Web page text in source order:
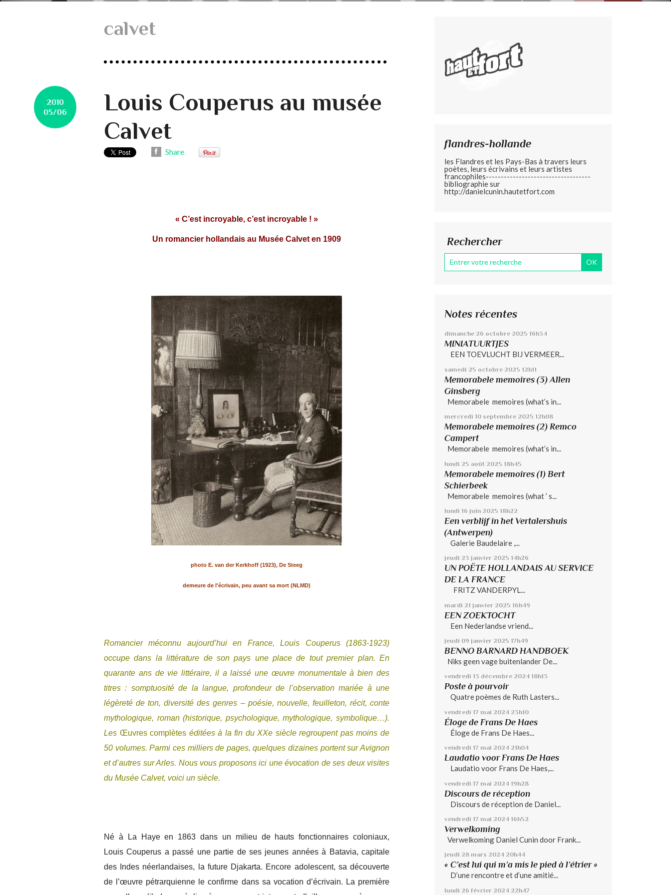
calvet
2010
05/06
Louis Couperus au musée
Calvet
Share
« C’est incroyable, c’est incroyable ! »
Un romancier hollandais au Musée Calvet en 1909
photo E. van der Kerkhoff (1923), De Steeg
demeure de l'écrivain, peu avant sa mort (NLMD)
Romancier méconnu aujourd’hui en France, Louis Couperus (1863-1923)
occupe dans la littérature de son pays une place de tout premier plan. En
quarante ans de vie littéraire, il a laissé une œuvre monumentale à bien des
titres : somptuosité de la langue, profondeur de l’observation mariée à une
légèreté de ton, diversité des genres – poésie, nouvelle, feuilleton, récit, conte
mythologique, roman (historique, psychologique, mythologique, symbolique…).
Les Œuvres complètes éditées à la fin du XXe siècle regroupent pas moins de
50 volumes. Parmi ces milliers de pages, quelques dizaines portent sur Avignon
et d’autres sur Arles. Nous vous proposons ici une évocation de ses deux visites
du Musée Calvet, voici un siècle.
Né à La Haye en 1863 dans un milieu de hauts fonctionnaires coloniaux,
Louis Couperus a passé une partie de ses jeunes années à Batavia, capitale
des Indes néerlandaises, la future Djakarta. Encore adolescent, sa découverte
de l’œuvre pétrarquienne le confirme dans sa vocation d’écrivain. La première
flandres-hollande
les Flandres et les Pays-Bas à travers leurs
poètes, leurs écrivains et leurs artistes
francophiles-----------------------------------
bibliographie sur
http://danielcunin.hautetfort.com
Rechercher
Notes récentes
dimanche 26 octobre 2025 16h34
MINIATUURTJES
EEN TOEVLUCHT BIJ VERMEER...
samedi 25 octobre 2025 12h11
Memorabele memoires (3) Allen
Ginsberg
Memorabele memoires (what’s in...
mercredi 10 septembre 2025 12h08
Memorabele memoires (2) Remco
Campert
Memorabele memoires (what’s in...
lundi 25 août 2025 18h45
Memorabele memoires (1) Bert
Schierbeek
Memorabele memoires (what ’ s...
lundi 16 juin 2025 18h22
Een verblijf in het Vertalershuis
(Antwerpen)
Galerie Baudelaire ,...
jeudi 23 janvier 2025 14h26
UN POËTE HOLLANDAIS AU SERVICE
DE LA FRANCE
FRITZ VANDERPYL...
mardi 21 janvier 2025 16h49
EEN ZOEKTOCHT
Een Nederlandse vriend...
jeudi 09 janvier 2025 17h49
BENNO BARNARD HANDBOEK
Niks geen vage buitenlander De...
vendredi 13 décembre 2024 18h13
Poste à pourvoir
Quatre poèmes de Ruth Lasters...
vendredi 17 mai 2024 23h10
Éloge de Frans De Haes
Éloge de Frans De Haes...
vendredi 17 mai 2024 21h04
Laudatio voor Frans De Haes
Laudatio voor Frans De Haes,...
vendredi 17 mai 2024 19h28
Discours de réception
Discours de réception de Daniel...
vendredi 17 mai 2024 16h52
Verwelkoming
Verwelkoming Daniel Cunin door Frank...
jeudi 28 mars 2024 20h44
« C’est lui qui m’a mis le pied à l’étrier »
D’une rencontre et d’une amitié...
lundi 26 février 2024 22h47